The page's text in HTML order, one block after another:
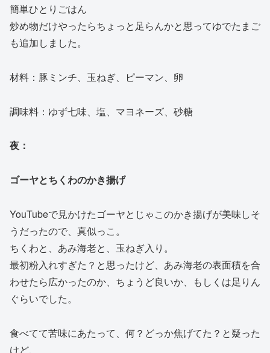
簡単ひとりごはん
炒め物だけやったらちょっと足らんかと思ってゆでたまご
も追加しました。
材料：豚ミンチ、玉ねぎ、ピーマン、卵
調味料：ゆず七味、塩、マヨネーズ、砂糖
夜：
ゴーヤとちくわのかき揚げ
YouTubeで見かけたゴーヤとじゃこのかき揚げが美味しそ
うだったので、真似っこ。
ちくわと、あみ海老と、玉ねぎ入り。
最初粉入れすぎた？と思ったけど、あみ海老の表面積を合
わせたら広かったのか、ちょうど良いか、もしくは足りん
ぐらいでした。
食べてて苦味にあたって、何？どっか焦げてた？と疑った
けど、